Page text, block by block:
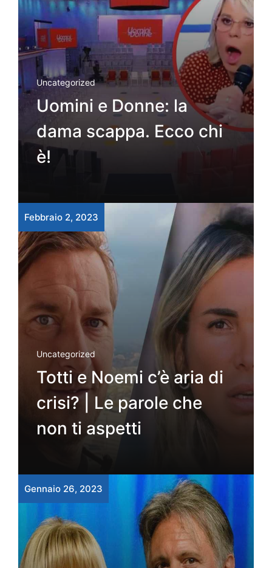
Uncategorized
Uomini e Donne: la
dama scappa. Ecco chi
è!
Febbraio 2, 2023
Uncategorized
Totti e Noemi c’è aria di
crisi? | Le parole che
non ti aspetti
Gennaio 26, 2023